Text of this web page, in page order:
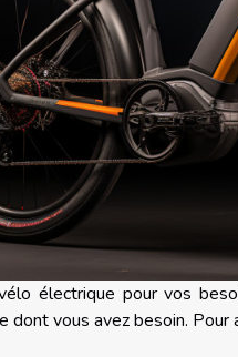
électrique pour vos
vous avez besoin. Pour